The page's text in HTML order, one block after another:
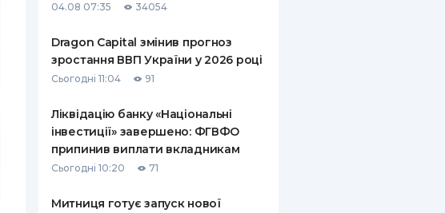
04.08 07:35 34054
Dragon Capital змінив прогноз
зростання ВВП України у 2026 році
Сьогодні 11:04 91
Ліквідацію банку «Національні
інвестиції» завершено: ФГВФО
припинив виплати вкладникам
Сьогодні 10:20 71
Митниця готує запуск нової